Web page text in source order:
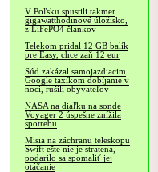
V Poľsku spustili takmer
gigawatthodinové úložisko,
z LiFePO4 článkov
Telekom pridal 12 GB balík
pre Easy, chce zaň 12 eur
Súd zakázal samojazdiacim
Google taxíkom dobíjanie v
noci, rušili obyvateľov
NASA na diaľku na sonde
Voyager 2 úspešne znížila
spotrebu
Misia na záchranu teleskopu
Swift ešte nie je stratená,
podarilo sa spomaliť jej
otáčanie